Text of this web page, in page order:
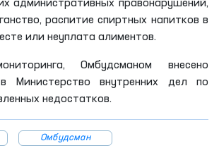
административных правонарушений,
распитие спиртных напитков в
или неуплата алиментов.
Омбудсманом внесено
в Министерство внутренних дел по
недостатков.
Омбудсман